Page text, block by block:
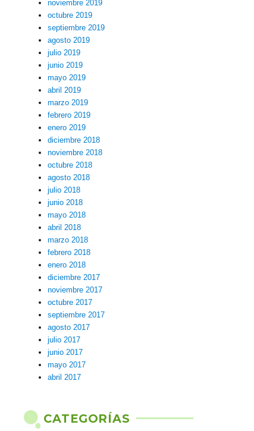
noviembre 2019
octubre 2019
septiembre 2019
agosto 2019
julio 2019
junio 2019
mayo 2019
abril 2019
marzo 2019
febrero 2019
enero 2019
diciembre 2018
noviembre 2018
octubre 2018
agosto 2018
julio 2018
junio 2018
mayo 2018
abril 2018
marzo 2018
febrero 2018
enero 2018
diciembre 2017
noviembre 2017
octubre 2017
septiembre 2017
agosto 2017
julio 2017
junio 2017
mayo 2017
abril 2017
CATEGORÍAS